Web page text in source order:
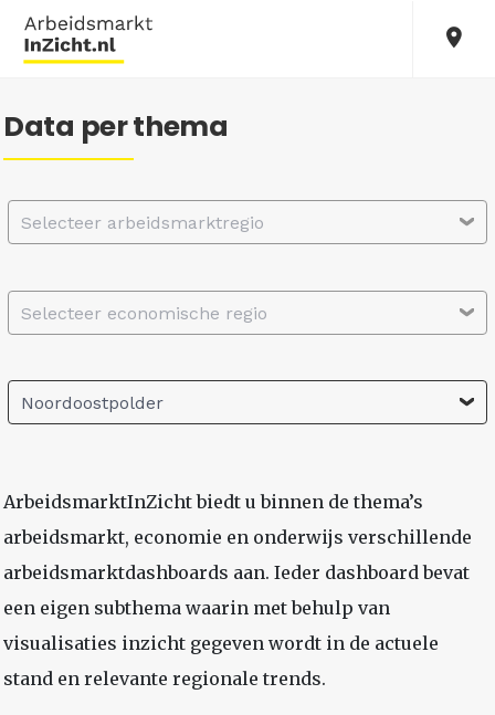
Data per thema
Selecteer arbeidsmarktregio
Selecteer economische regio
Noordoostpolder
ArbeidsmarktInZicht biedt u binnen de thema’s
arbeidsmarkt, economie en onderwijs verschillende
arbeidsmarktdashboards aan. Ieder dashboard bevat
een eigen subthema waarin met behulp van
visualisaties inzicht gegeven wordt in de actuele
stand en relevante regionale trends.